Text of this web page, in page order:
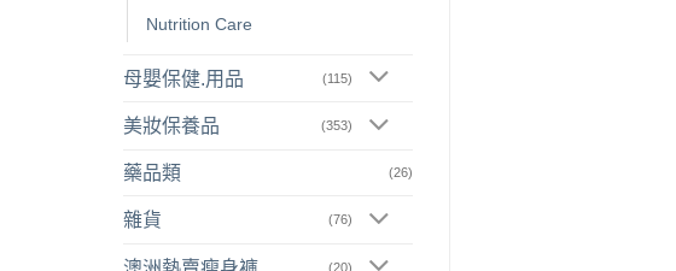
Nutrition Care
母嬰保健.用品 (115)
美妝保養品 (353)
藥品類 (26)
雜貨 (76)
(20)